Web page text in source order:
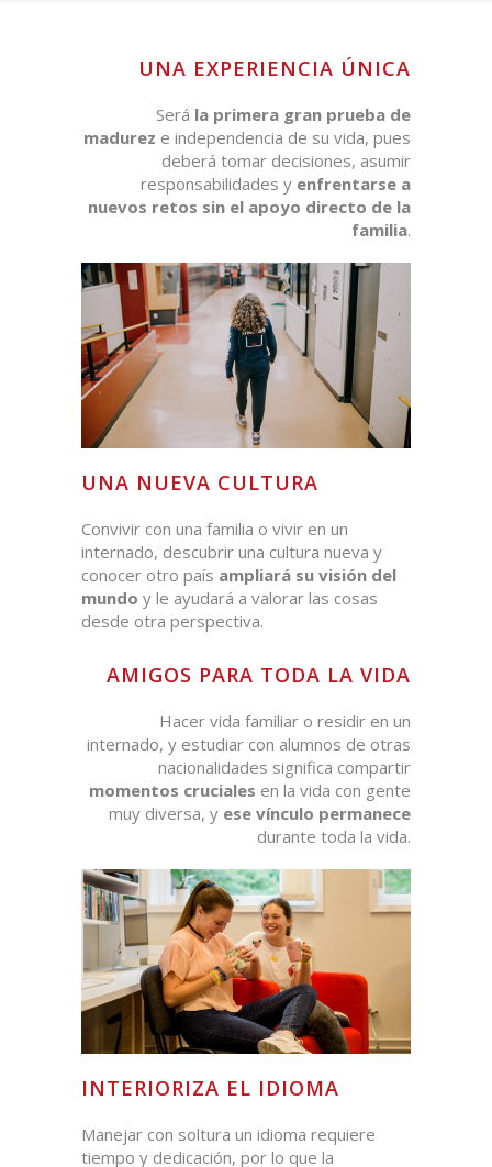
UNA EXPERIENCIA ÚNICA
Será la primera gran prueba de
madurez e independencia de su vida, pues
deberá tomar decisiones, asumir
responsabilidades y enfrentarse a
nuevos retos sin el apoyo directo de la
familia.
UNA NUEVA CULTURA
Convivir con una familia o vivir en un
internado, descubrir una cultura nueva y
conocer otro país ampliará su visión del
mundo y le ayudará a valorar las cosas
desde otra perspectiva.
AMIGOS PARA TODA LA VIDA
Hacer vida familiar o residir en un
internado, y estudiar con alumnos de otras
nacionalidades significa compartir
momentos cruciales en la vida con gente
muy diversa, y ese vínculo permanece
durante toda la vida.
INTERIORIZA EL IDIOMA
Manejar con soltura un idioma requiere
tiempo y dedicación, por lo que la